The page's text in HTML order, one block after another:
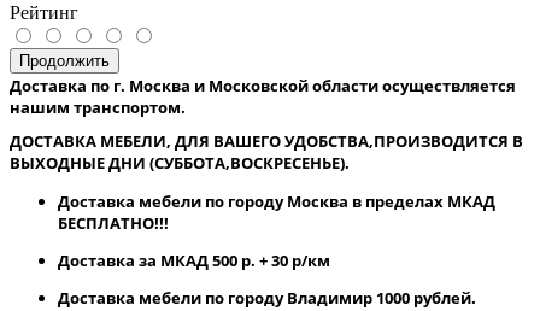
Рейтинг
Продолжить
Доставка по г. Москва и Московской области осуществляется
нашим транспортом.
ДОСТАВКА МЕБЕЛИ, ДЛЯ ВАШЕГО УДОБСТВА,ПРОИЗВОДИТСЯ В
ВЫХОДНЫЕ ДНИ (СУББОТА,ВОСКРЕСЕНЬЕ).
Доставка мебели по городу Москва в пределах МКАД
БЕСПЛАТНО!!!
Доставка за МКАД 500 р. + 30 р/км
Доставка мебели по городу Владимир 1000 рублей.